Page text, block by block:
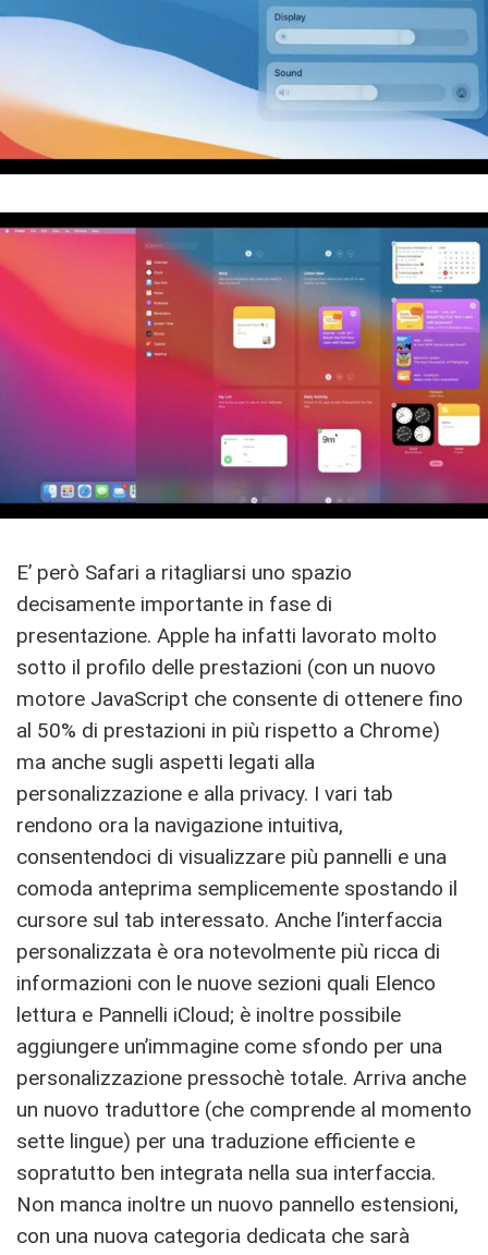
E’ però Safari a ritagliarsi uno spazio
decisamente importante in fase di
presentazione. Apple ha infatti lavorato molto
sotto il profilo delle prestazioni (con un nuovo
motore JavaScript che consente di ottenere fino
al 50% di prestazioni in più rispetto a Chrome)
ma anche sugli aspetti legati alla
personalizzazione e alla privacy. I vari tab
rendono ora la navigazione intuitiva,
consentendoci di visualizzare più pannelli e una
comoda anteprima semplicemente spostando il
cursore sul tab interessato. Anche l’interfaccia
personalizzata è ora notevolmente più ricca di
informazioni con le nuove sezioni quali Elenco
lettura e Pannelli iCloud; è inoltre possibile
aggiungere un’immagine come sfondo per una
personalizzazione pressochè totale. Arriva anche
un nuovo traduttore (che comprende al momento
sette lingue) per una traduzione efficiente e
sopratutto ben integrata nella sua interfaccia.
Non manca inoltre un nuovo pannello estensioni,
con una nuova categoria dedicata che sarà